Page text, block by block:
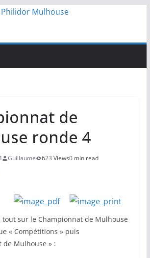
de
ronde 4
Guillaume 623 Views0 min read
tout sur le Championnat de Mulhouse
« Compétitions » puis
de Mulhouse » :